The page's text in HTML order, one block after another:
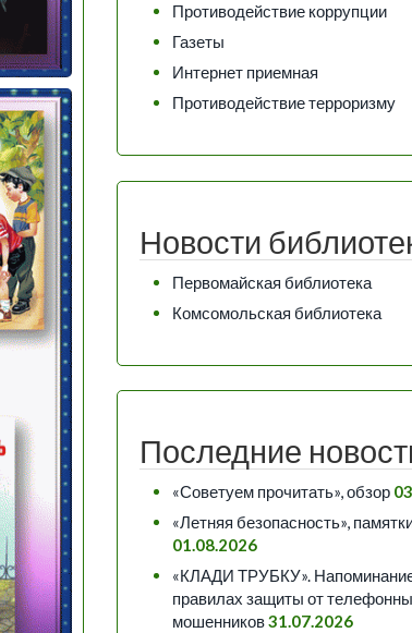
Противодействие коррупции
Газеты
Интернет приемная
Противодействие терроризму
Новости
Первомайская библиотека
Комсомольская библиотека
Последние
«Советуем прочитать», обзор
«Летняя безопасность»,
01.08.2026
«КЛАДИ ТРУБКУ».
правилах защиты от
мошенников31.07.2026